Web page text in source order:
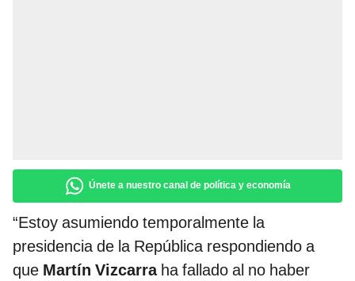
Únete a nuestro canal de política y economía
“Estoy asumiendo temporalmente la
presidencia de la República respondiendo a
que Martín Vizcarra ha fallado al no haber